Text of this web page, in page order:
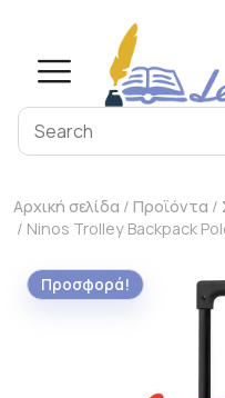
Αρχική σελίδα / Προϊόντα /
/ Ninos Trolley Backpack
Προσφορά!